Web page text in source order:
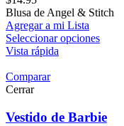
Blusa de Angel & Stitch
Agregar a mi Lista
Seleccionar opciones
Vista rápida
Comparar
Cerrar
Vestido de Barbie